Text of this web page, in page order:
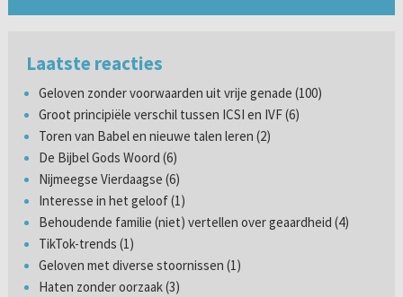
Laatste reacties
Geloven zonder voorwaarden uit vrije genade (100)
Groot principiële verschil tussen ICSI en IVF (6)
Toren van Babel en nieuwe talen leren (2)
De Bijbel Gods Woord (6)
Nijmeegse Vierdaagse (6)
Interesse in het geloof (1)
Behoudende familie (niet) vertellen over geaardheid (4)
TikTok-trends (1)
Geloven met diverse stoornissen (1)
Haten zonder oorzaak (3)